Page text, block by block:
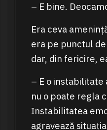
– E bine.
Era ceva
era pe punctul
dar, din fericire,
– E o
nu o poate regla
Instabilitatea
agravează